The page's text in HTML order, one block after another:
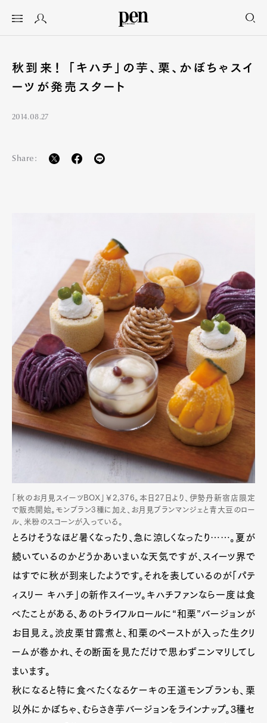
秋到来！ 「キハチ」の芋、栗、かぼちゃスイ
ーツが発売スタート
2014.08.27
Share:
「秋のお月見スイーツBOX」￥2,376。本日27日より、伊勢丹新宿店限定
で販売開始。モンブラン3種に加え、お月見ブランマンジェと青大豆のロー
ル、米粉のスコーンが入っている。
とろけそうなほど暑くなったり、急に涼しくなったり……。夏が
続いているのかどうかあいまいな天気ですが、スイーツ界で
はすでに秋が到来したようです。それを表しているのが「パテ
ィスリー キハチ」の新作スイーツ。キハチファンなら一度は食
べたことがある、あのトライフルロールに“和栗”バージョンが
お目見え。渋皮栗甘露煮と、和栗のペーストが入った生クリ
ームが巻かれ、その断面を見ただけで思わずニンマリしてし
まいます。
秋になると特に食べたくなるケーキの王道モンブランも、栗
以外にかぼちゃ、むらさき芋バージョンをラインナップ。3種セ